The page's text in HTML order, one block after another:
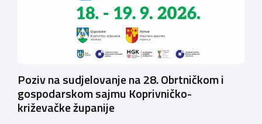
Poziv na sudjelovanje na 28. Obrtničkom i
gospodarskom sajmu Koprivničko-
križevačke županije